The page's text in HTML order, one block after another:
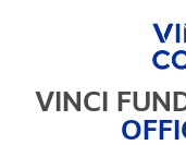
VINCI